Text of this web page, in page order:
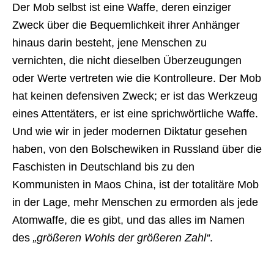
Der Mob selbst ist eine Waffe, deren einziger
Zweck über die Bequemlichkeit ihrer Anhänger
hinaus darin besteht, jene Menschen zu
vernichten, die nicht dieselben Überzeugungen
oder Werte vertreten wie die Kontrolleure. Der Mob
hat keinen defensiven Zweck; er ist das Werkzeug
eines Attentäters, er ist eine sprichwörtliche Waffe.
Und wie wir in jeder modernen Diktatur gesehen
haben, von den Bolschewiken in Russland über die
Faschisten in Deutschland bis zu den
Kommunisten in Maos China, ist der totalitäre Mob
in der Lage, mehr Menschen zu ermorden als jede
Atomwaffe, die es gibt, und das alles im Namen
des „größeren Wohls der größeren Zahl“.